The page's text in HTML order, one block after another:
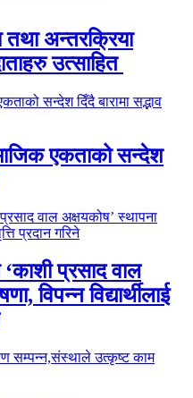
तथा अन्तरक्रिया
उत्साहित
एकताको सन्देश
प्रसाद वाल
विपन्न विद्यार्थीलाई